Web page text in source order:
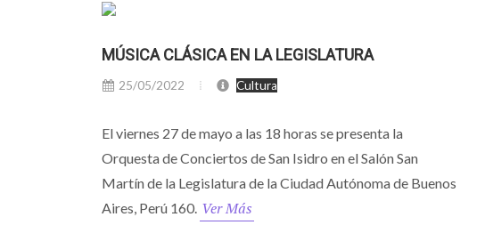
MÚSICA CLÁSICA EN LA LEGISLATURA
25/05/2022 Cultura
El viernes 27 de mayo a las 18 horas se presenta la
Orquesta de Conciertos de San Isidro en el Salón San
Martín de la Legislatura de la Ciudad Autónoma de Buenos
Aires, Perú 160. Ver Más